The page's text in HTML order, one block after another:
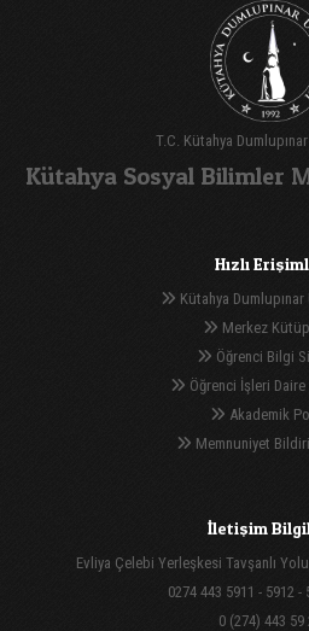
T.C. Kütahya
Kütahya Sosyal Bilimler
Hızlı
Kütahya
Merkez
Öğrenci Bilgi
Öğrenci İşleri Daire
Akademik
Memnuniyet
İletişim
Evliya Çelebi Yerleşkesi Tavşanlı
0274 443 5911 - 5912 -
0 (274) 443 59